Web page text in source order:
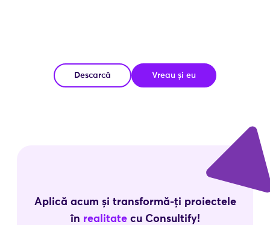
Descarcă Vreau și eu
Aplică acum și transformă-ți proiectele
în realitatecu Consultify!